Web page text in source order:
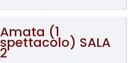
Amata (1
spettacolo) SALA
2